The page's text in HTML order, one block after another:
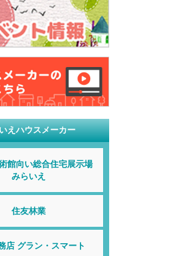
えハウスメーカー
館向い総合住宅展示場
みらいえ
住友林業
店 グラン・スマート